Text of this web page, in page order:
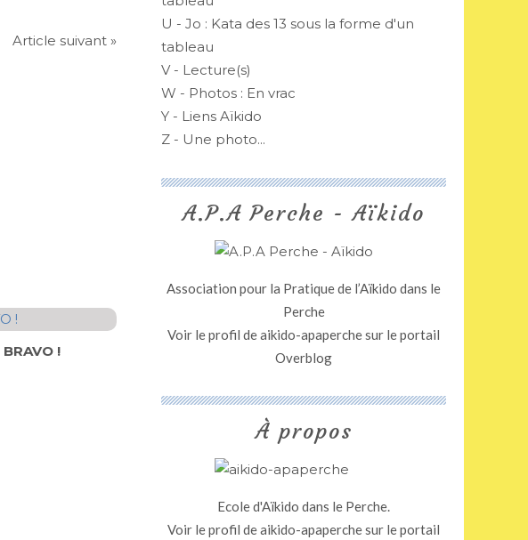
Article suivant »
BRAVO !
U - Jo : Kata des 13 sous la forme d'un
tableau
V - Lecture(s)
W - Photos : En vrac
Y - Liens Aïkido
Z - Une photo...
A.P.A Perche - Aïkido
Association pour la Pratique de l’Aïkido dans le
Perche
Voir le profil deaikido-apaperchesur le portail
Overblog
À propos
Ecole d'Aïkido dans le Perche.
Voir le profil deaikido-apaperchesur le portail